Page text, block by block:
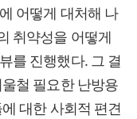
어떻게 대처해 나
취약성을 어떻게
를 진행했다. 그 결
철 필요한 난방용
대한 사회적 편견